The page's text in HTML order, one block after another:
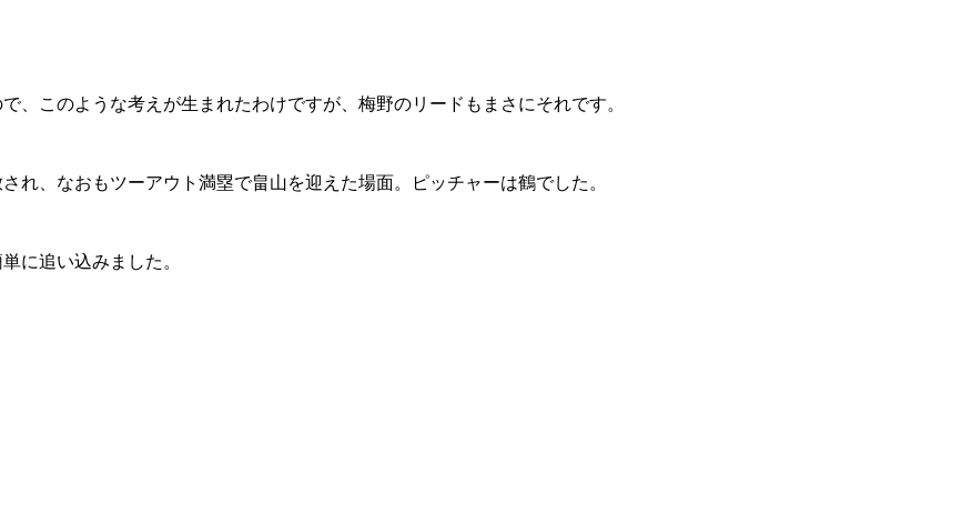
、このような考えが生まれたわけですが、梅野のリードもまさにそれです。
れ、なおもツーアウト満塁で畠山を迎えた場面。ピッチャーは鶴でした。
に追い込みました。